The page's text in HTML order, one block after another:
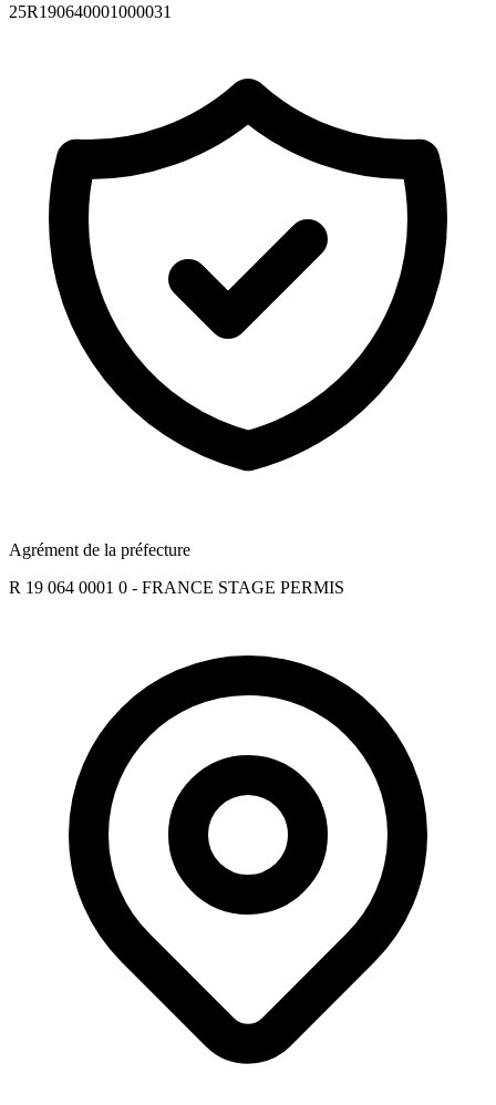
25R190640001000031
Agrément de la préfecture
R 19 064 0001 0 - FRANCE STAGE PERMIS